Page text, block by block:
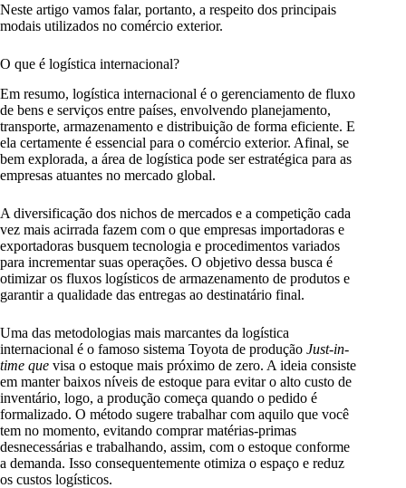
Neste artigo vamos falar, portanto, a respeito dos principais
modais utilizados no comércio exterior.
O que é logística internacional?
Em resumo, logística internacional é o gerenciamento de fluxo
de bens e serviços entre países, envolvendo planejamento,
transporte, armazenamento e distribuição de forma eficiente. E
ela certamente é essencial para o comércio exterior. Afinal, se
bem explorada, a área de logística pode ser estratégica para as
empresas atuantes no mercado global.
A diversificação dos nichos de mercados e a competição cada
vez mais acirrada fazem com o que empresas importadoras e
exportadoras busquem tecnologia e procedimentos variados
para incrementar suas operações. O objetivo dessa busca é
otimizar os fluxos logísticos de armazenamento de produtos e
garantir a qualidade das entregas ao destinatário final.
Uma das metodologias mais marcantes da logística
internacional é o famoso sistema Toyota de produção Just-in-
time que visa o estoque mais próximo de zero. A ideia consiste
em manter baixos níveis de estoque para evitar o alto custo de
inventário, logo, a produção começa quando o pedido é
formalizado. O método sugere trabalhar com aquilo que você
tem no momento, evitando comprar matérias-primas
desnecessárias e trabalhando, assim, com o estoque conforme
a demanda. Isso consequentemente otimiza o espaço e reduz
os custos logísticos.